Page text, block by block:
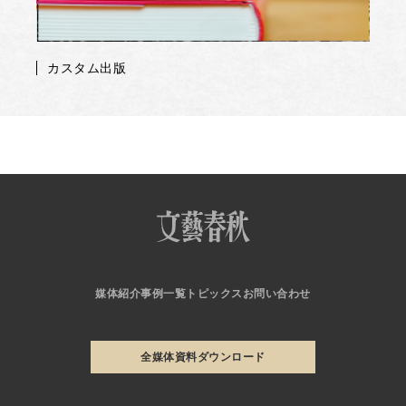
カスタム出版
媒体紹介事例一覧 トピックス お問い合わせ
全媒体資料ダウンロード